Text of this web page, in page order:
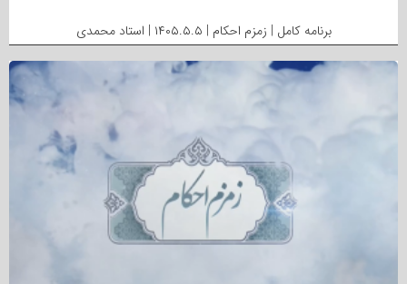
برنامه کامل | زمزم احکام | ۱۴۰۵.۵.۵ | استاد محمدی